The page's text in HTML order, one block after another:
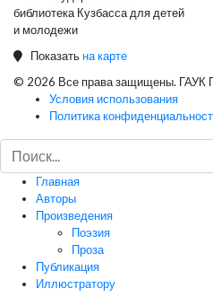
библиотека Кузбасса для детей
и молодежи
Показатьна карте
© 2026 Все права защищены. ГАУК
Условия использования
Политика
Главная
Авторы
Произведения
Поэзия
Проза
Публикация
Иллюстратору